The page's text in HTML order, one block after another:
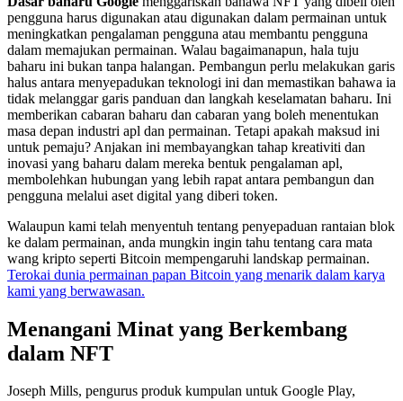
pengguna harus digunakan atau digunakan dalam permainan untuk
meningkatkan pengalaman pengguna atau membantu pengguna
dalam memajukan permainan. Walau bagaimanapun, hala tuju
baharu ini bukan tanpa halangan. Pembangun perlu melakukan garis
halus antara menyepadukan teknologi ini dan memastikan bahawa ia
tidak melanggar garis panduan dan langkah keselamatan baharu. Ini
memberikan cabaran baharu dan cabaran yang boleh menentukan
masa depan industri apl dan permainan. Tetapi apakah maksud ini
untuk pemaju? Anjakan ini membayangkan tahap kreativiti dan
inovasi yang baharu dalam mereka bentuk pengalaman apl,
membolehkan hubungan yang lebih rapat antara pembangun dan
pengguna melalui aset digital yang diberi token.
Walaupun kami telah menyentuh tentang penyepaduan rantaian blok
ke dalam permainan, anda mungkin ingin tahu tentang cara mata
wang kripto seperti Bitcoin mempengaruhi landskap permainan.
Terokai dunia permainan papan Bitcoin yang menarik dalam karya
kami yang berwawasan.
Menangani Minat yang Berkembang
dalam NFT
Joseph Mills, pengurus produk kumpulan untuk Google Play,